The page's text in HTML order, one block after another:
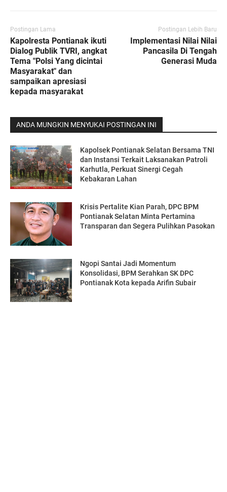
Postingan Lama
Kapolresta Pontianak ikuti
Dialog Publik TVRI, angkat
Tema "Polsi Yang dicintai
Masyarakat" dan
sampaikan apresiasi
kepada masyarakat
Postingan Lebih Baru
Implementasi Nilai Nilai
Pancasila Di Tengah
Generasi Muda
ANDA MUNGKIN MENYUKAI POSTINGAN INI
Kapolsek Pontianak Selatan Bersama TNI
dan Instansi Terkait Laksanakan Patroli
Karhutla, Perkuat Sinergi Cegah
Kebakaran Lahan
Krisis Pertalite Kian Parah, DPC BPM
Pontianak Selatan Minta Pertamina
Transparan dan Segera Pulihkan Pasokan
Ngopi Santai Jadi Momentum
Konsolidasi, BPM Serahkan SK DPC
Pontianak Kota kepada Arifin Subair